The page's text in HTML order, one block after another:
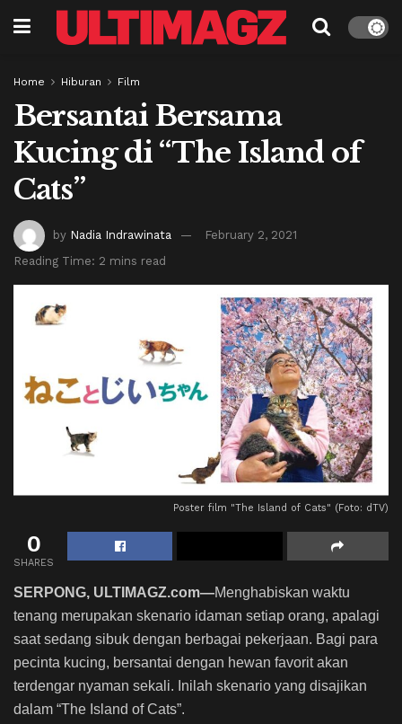
Home Hiburan Film
Bersantai Bersama
Kucing di “The Island of
Cats”
by Nadia Indrawinata
February 2, 2021
Reading Time: 2 mins read
Poster film "The Island of Cats" (Foto: dTV)
0
SHARES
SERPONG, ULTIMAGZ.com—Menghabiskan waktu
tenang merupakan skenario idaman setiap orang, apalagi
saat sedang sibuk dengan berbagai pekerjaan. Bagi para
pecinta kucing, bersantai dengan hewan favorit akan
terdengar nyaman sekali. Inilah skenario yang disajikan
dalam “The Island of Cats”.